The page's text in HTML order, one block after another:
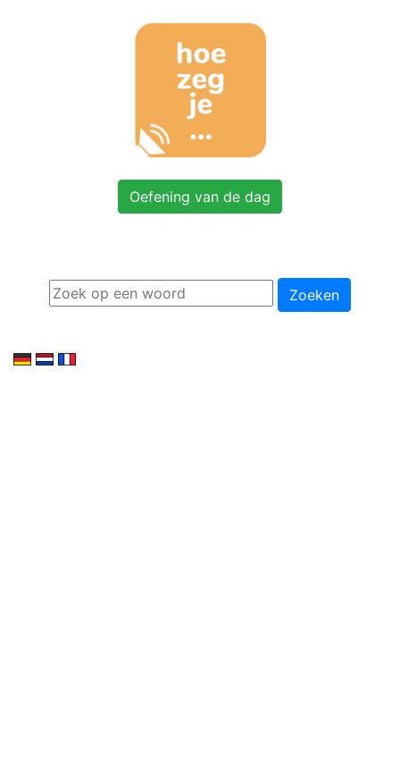
Oefening van de dag
Zoeken